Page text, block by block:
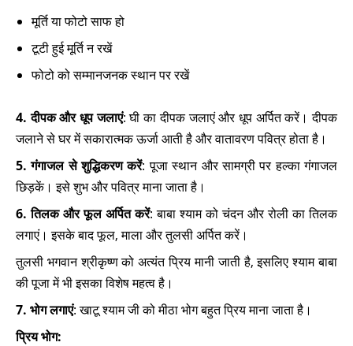
मूर्ति या फोटो साफ हो
टूटी हुई मूर्ति न रखें
फोटो को सम्मानजनक स्थान पर रखें
4. दीपक और धूप जलाएं: घी का दीपक जलाएं और धूप अर्पित करें। दीपक
जलाने से घर में सकारात्मक ऊर्जा आती है और वातावरण पवित्र होता है।
5. गंगाजल से शुद्धिकरण करें: पूजा स्थान और सामग्री पर हल्का गंगाजल
छिड़कें। इसे शुभ और पवित्र माना जाता है।
6. तिलक और फूल अर्पित करें: बाबा श्याम को चंदन और रोली का तिलक
लगाएं। इसके बाद फूल, माला और तुलसी अर्पित करें।
तुलसी भगवान श्रीकृष्ण को अत्यंत प्रिय मानी जाती है, इसलिए श्याम बाबा
की पूजा में भी इसका विशेष महत्व है।
7. भोग लगाएं: खाटू श्याम जी को मीठा भोग बहुत प्रिय माना जाता है।
प्रिय भोग: